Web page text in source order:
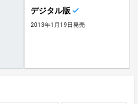
デジタル版
2013年1月19日発売